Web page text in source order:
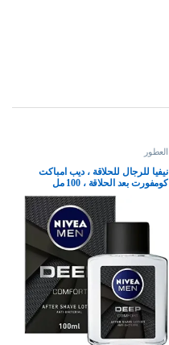
العطور
نيفيا للرجال للحلاقة ، ديب امباكت
كومفورت بعد الحلاقة ، 100 مل